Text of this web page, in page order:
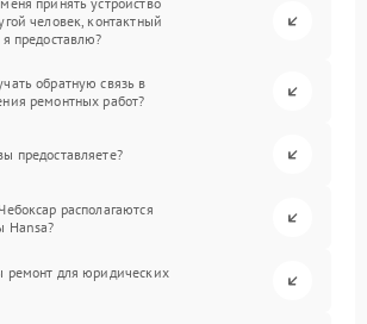
человек, контактный
предоставлю?
обратную связь в
ремонтных работ?
предоставляете?
располагаются
Hansa?
ремонт для юридических